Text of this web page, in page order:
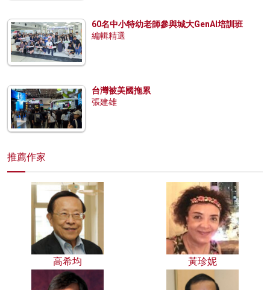
60名中小特幼老師參與城大GenAI培訓班
編輯精選
台灣被美國拖累
張建雄
推薦作家
高希均 黃珍妮